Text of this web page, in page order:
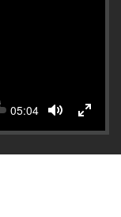
Current
05:04
Mute